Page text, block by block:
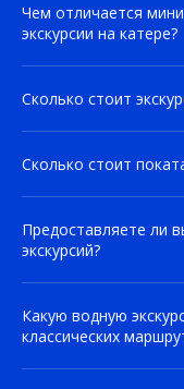
Чем отличается
экскурсии на катере?
Сколько стоит
Сколько стоит
Предоставляете ли
экскурсий?
Какую водную
классических